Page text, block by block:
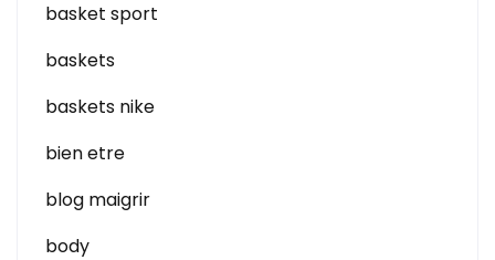
basket sport
baskets
baskets nike
bien etre
blog maigrir
body